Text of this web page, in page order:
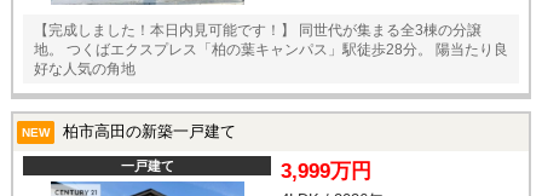
【完成しました！本日内見可能です！】 同世代が集まる全3棟の分譲
地。 つくばエクスプレス「柏の葉キャンパス」駅徒歩28分。 陽当たり良
好な人気の角地
NEW 柏市高田の新築一戸建て
一戸建て 3,999万円